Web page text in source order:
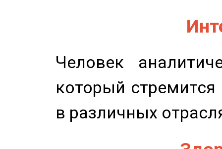
Человек
который
в различных